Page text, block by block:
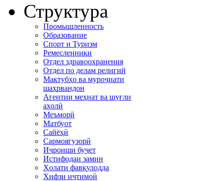
Структура
Промышленность
Образование
Спорт и Туризм
Ремесленники
Отдел здравоохранения
Отдел по делам религий
Мактубҳо ва муроҷиати
шаҳрвандон
Агентии меҳнат ва шуғли
аҳолӣ
Меъморӣ
Матбуот
Сайёҳӣ
Сармоягузорӣ
Иҷроиши буҷет
Истифодаи замин
Ҳолати фавқулодда
Хифзи иҷтимоӣ